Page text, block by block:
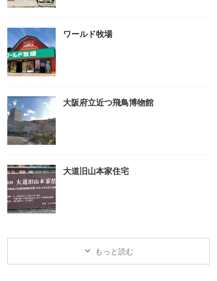
ワールド牧場
大阪府立近つ飛鳥博物館
大道旧山本家住宅
もっと読む